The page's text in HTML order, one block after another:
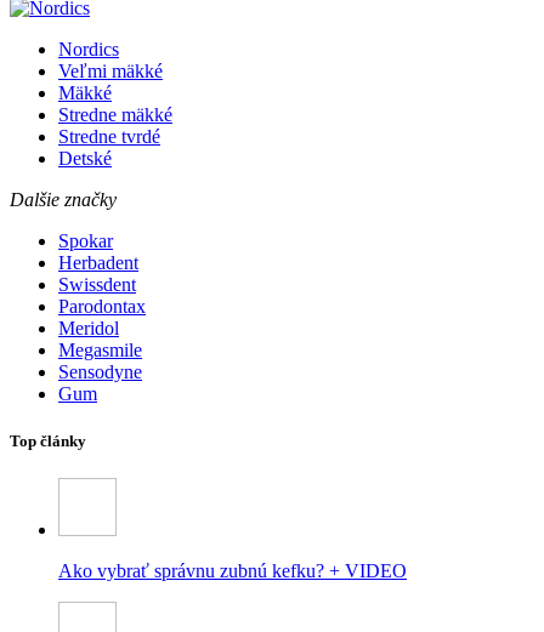
Nordics
Veľmi mäkké
Mäkké
Stredne mäkké
Stredne tvrdé
Detské
Dalšie značky
Spokar
Herbadent
Swissdent
Parodontax
Meridol
Megasmile
Sensodyne
Gum
Top články
Ako vybrať správnu zubnú kefku? + VIDEO